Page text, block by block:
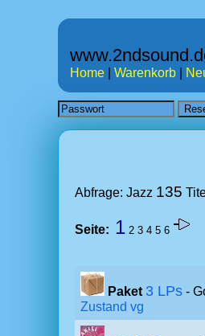
Home Warenkorb
Abfrage: Jazz 135
Seite: 1 2 3 4 5 6
Paket 3 LPs -
Zustand vg